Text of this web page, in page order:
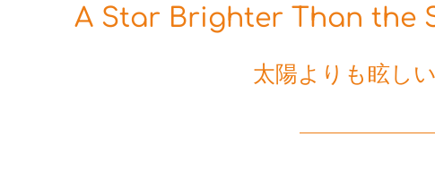
A Star Brighter Than the
太陽よりも眩し